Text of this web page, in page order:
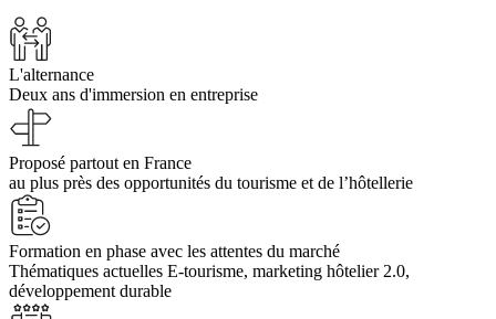
L'alternance
Deux ans d'immersion en entreprise
Proposé partout en France
au plus près des opportunités du tourisme et de l’hôtellerie
Formation en phase avec les attentes du marché
Thématiques actuelles E-tourisme, marketing hôtelier 2.0,
développement durable